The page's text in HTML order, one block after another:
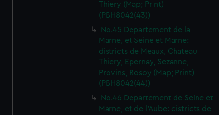
Thiery (Map; Print)
(PBH8042(43))
No.45 Departement de la
Marne, et Seine et Marne:
districts de Meaux, Chateau
Thiery, Epernay, Sezanne,
Provins, Rosoy (Map; Print)
(PBH8042(44))
No.46 Departement de Seine et
Marne, et de l'Aube: districts de